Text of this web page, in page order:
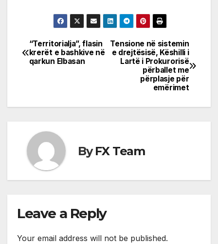
Post
navigation
Tensione në sistemin
e drejtësisë, Këshilli i
Lartë i Prokurorisë
përballet me
përplasje për
emërimet
“Territorialja”, flasin
krerët e bashkive në
qarkun Elbasan
ByFX Team
Leave a Reply
Your email address will not be published.